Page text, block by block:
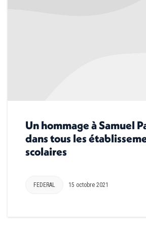
Un hommage à Samuel
dans tous les
scolaires
FEDERAL 15 octobre 2021